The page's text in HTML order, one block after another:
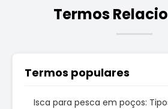
Termos
Termos populares
Isca para pesca em poços: